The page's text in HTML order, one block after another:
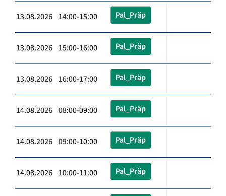
13.08.2026 14:00-15:00 Pal_Präp
13.08.2026 15:00-16:00 Pal_Präp
13.08.2026 16:00-17:00 Pal_Präp
14.08.2026 08:00-09:00 Pal_Präp
14.08.2026 09:00-10:00 Pal_Präp
14.08.2026 10:00-11:00 Pal_Präp